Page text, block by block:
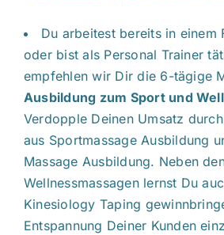
Du arbeitest bereits in einem
oder bist als Personal Trainer
empfehlen wir Dir die 6-tägige
Ausbildung zum Sport und
Verdopple Deinen Umsatz
aus Sportmassage Ausbildung
Massage Ausbildung. Neben
Wellnessmassagen lernst Du
Kinesiology Taping
Entspannung Deiner Kunden